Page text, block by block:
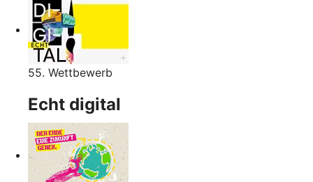
55. Wettbewerb
Echt digital